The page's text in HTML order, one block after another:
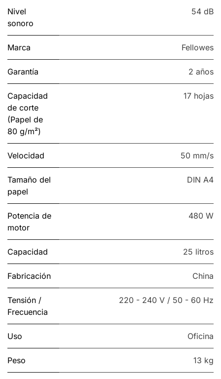
Nivel
sonoro
54 dB
Marca Fellowes
Garantía 2 años
Capacidad
de corte
(Papel de
80 g/m²)
17 hojas
Velocidad 50 mm/s
Tamaño del
papel
DIN A4
Potencia de
motor
480 W
Capacidad 25 litros
Fabricación China
Tensión /
Frecuencia
220 - 240 V / 50 - 60 Hz
Uso Oficina
Peso 13 kg